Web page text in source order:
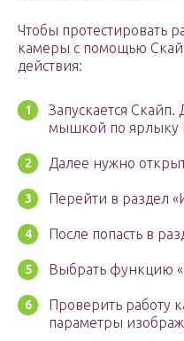
Чтобы протестировать
камеры с помощью
действия:
Запускается
мышкой по ярлыку
Далее нужно
Перейти в раздел
После попасть в
Выбрать функцию
Проверить работу
параметры